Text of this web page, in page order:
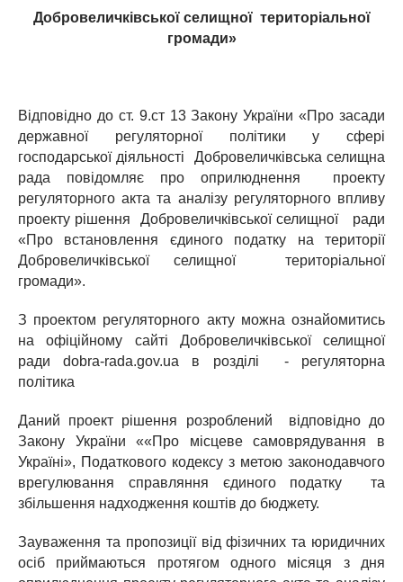
Добровеличківської селищної територіальної
громади»
Відповідно до ст. 9.ст 13 Закону України «Про засади
державної регуляторної політики у сфері
господарської діяльності Добровеличківська селищна
рада повідомляє про оприлюднення проекту
регуляторного акта та аналізу регуляторного впливу
проекту рішення Добровеличківської селищної ради
«Про встановлення єдиного податку на території
Добровеличківської селищної територіальної
громади».
З проектом регуляторного акту можна ознайомитись
на офіційному сайті Добровеличківської селищної
ради dobra-rada.gov.ua в розділі - регуляторна
політика
Даний проект рішення розроблений відповідно до
Закону України ««Про місцеве самоврядування в
Україні», Податкового кодексу з метою законодавчого
врегулювання справляння єдиного податку та
збільшення надходження коштів до бюджету.
Зауваження та пропозиції від фізичних та юридичних
осіб приймаються протягом одного місяця з дня